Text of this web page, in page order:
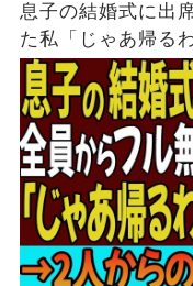
息子の結婚式に出
た私「じゃあ帰る
からの鬼電をフル